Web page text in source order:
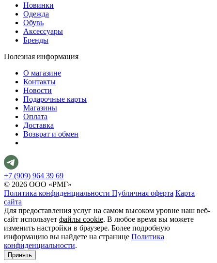
Новинки
Одежда
Обувь
Аксессуары
Бренды
Полезная информация
О магазине
Контакты
Новости
Подарочные карты
Магазины
Оплата
Доставка
Возврат и обмен
+7 (909) 964 39 69
© 2026 ООО «РМГ»
Политика конфиденциальности Публичная оферта Карта
сайта
Для предоставления услуг на самом высоком уровне наш веб-
сайт использует файлы cookie. В любое время вы можете
изменить настройки в браузере. Более подробную
информацию вы найдете на странице Политика
конфиденциальности.
Принять